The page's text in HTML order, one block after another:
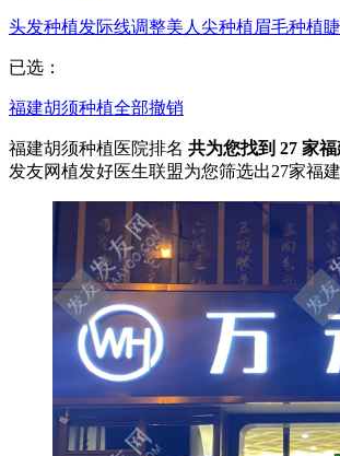
头发种植发际线调整美人尖种植眉毛种植
已选：
福建胡须种植全部撤销
福建胡须种植医院排名 共为您找到 27 家
发友网植发好医生联盟为您筛选出27家福